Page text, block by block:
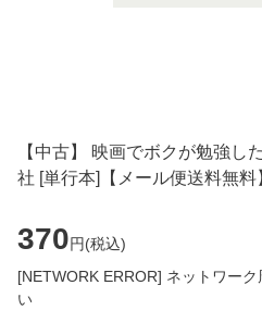
【中古】 映画でボクが勉強し
社 [単行本]【メール便送料無料
370円(税込)
[NETWORK ERROR] ネットワー
い